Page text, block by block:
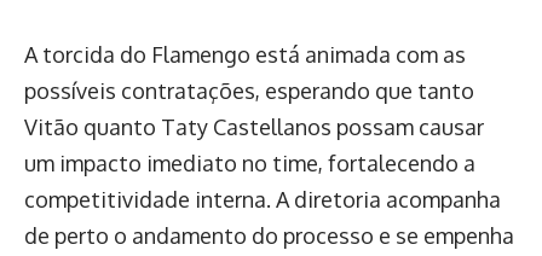
A torcida do Flamengo está animada com as
possíveis contratações, esperando que tanto
Vitão quanto Taty Castellanos possam causar
um impacto imediato no time, fortalecendo a
competitividade interna. A diretoria acompanha
de perto o andamento do processo e se empenha